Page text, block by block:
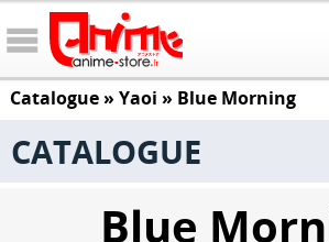
Catalogue» Yaoi » Blue Morning
CATALOGUE
Blue